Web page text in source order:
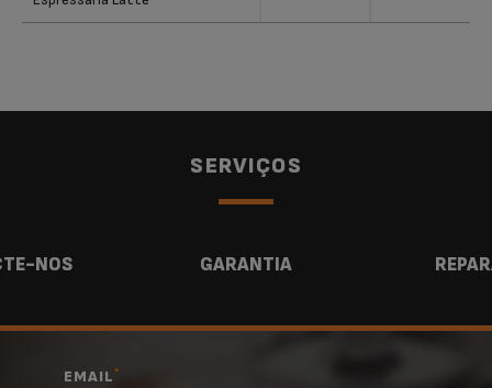
SERVIÇOS
NOS GARANTIA
EMAIL*